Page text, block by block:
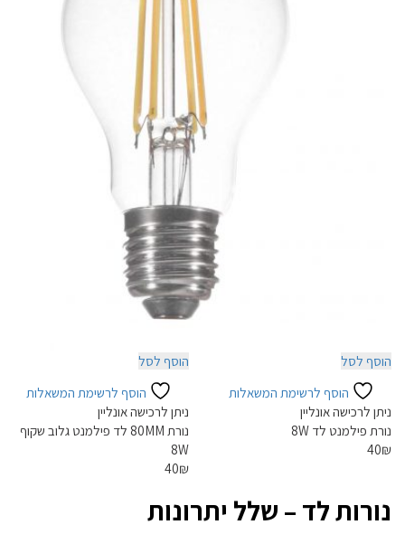
הוסף לסל
הוסף לרשימת המשאלות
ניתן לרכישה אונליין
נורת 80MM לד פילמנט גלוב שקוף
8W
40₪
הוסף לסל
הוסף לרשימת המשאלות
ניתן לרכישה אונליין
נורת פילמנט לד 8W
40₪
נורות לד – שלל יתרונות